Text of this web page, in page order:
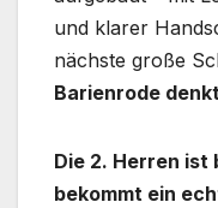
und klarer
nächste große
Barienrode
Die 2. Herren ist
bekommt ein